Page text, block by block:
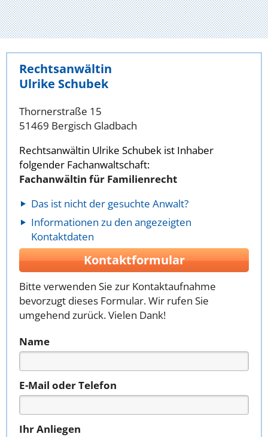
Rechtsanwältin
Ulrike Schubek
Thornerstraße 15
51469 Bergisch Gladbach
Rechtsanwältin Ulrike Schubek ist Inhaber
folgender Fachanwaltschaft:
Fachanwältin für Familienrecht
Das ist nicht der gesuchte Anwalt?
Informationen zu den angezeigten
Kontaktdaten
Kontaktformular
Bitte verwenden Sie zur Kontaktaufnahme
bevorzugt dieses Formular. Wir rufen Sie
umgehend zurück. Vielen Dank!
Name
E-Mail oder Telefon
Ihr Anliegen